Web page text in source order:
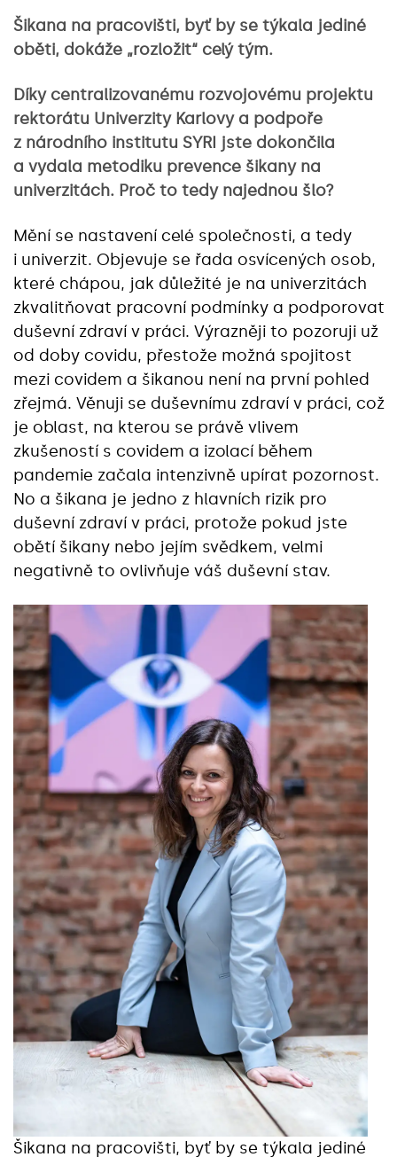
Šikana na pracovišti, byť by se týkala jediné
oběti, dokáže „rozložit“ celý tým.
Díky centralizovanému rozvojovému projektu
rektorátu Univerzity Karlovy a podpoře
z národního institutu SYRI jste dokončila
a vydala metodiku prevence šikany na
univerzitách. Proč to tedy najednou šlo?
Mění se nastavení celé společnosti, a tedy
i univerzit. Objevuje se řada osvícených osob,
které chápou, jak důležité je na univerzitách
zkvalitňovat pracovní podmínky a podporovat
duševní zdraví v práci. Výrazněji to pozoruji už
od doby covidu, přestože možná spojitost
mezi covidem a šikanou není na první pohled
zřejmá. Věnuji se duševnímu zdraví v práci, což
je oblast, na kterou se právě vlivem
zkušeností s covidem a izolací během
pandemie začala intenzivně upírat pozornost.
No a šikana je jedno z hlavních rizik pro
duševní zdraví v práci, protože pokud jste
obětí šikany nebo jejím svědkem, velmi
negativně to ovlivňuje váš duševní stav.
Šikana na pracovišti, byť by se týkala jediné